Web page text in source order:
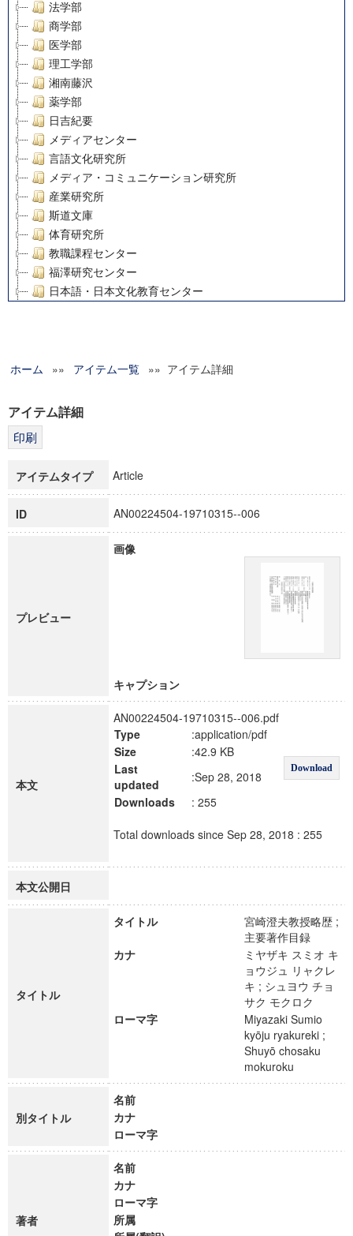
法学部
商学部
医学部
理工学部
湘南藤沢
薬学部
日吉紀要
メディアセンター
言語文化研究所
メディア・コミュニケーション研究所
産業研究所
斯道文庫
体育研究所
教職課程センター
福澤研究センター
日本語・日本文化教育センター
グローバルリサーチインスティテュート
科学研究費補助金研究成果報告書
博士課程教育リーディングプログラム「超成熟社会発展のサ
ホーム »» アイテム一覧 »» アイテム詳細
アイテム詳細
アイテムタイプ Article
ID AN00224504-19710315--006
プレビュー
画像
キャプション
本文
AN00224504-19710315--006.pdf
Type
:application/pdf
Download
Size
:42.9 KB
Last
updated
:Sep 28, 2018
Downloads
: 255
Total downloads since Sep 28, 2018 : 255
本文公開日
タイトル
タイトル
宮崎澄夫教授略歴 ;
主要著作目録
カナ
ミヤザキ スミオ キ
ョウジュ リャクレ
キ ; シュヨウ チョ
サク モクロク
ローマ字
Miyazaki Sumio
kyōju ryakureki ;
Shuyō chosaku
mokuroku
別タイトル
名前
カナ
ローマ字
著者
名前
カナ
ローマ字
所属